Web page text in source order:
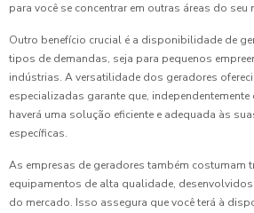
para você se concentrar em outras áreas do seu
Outro benefício crucial é a disponibilidade de
tipos de demandas, seja para pequenos
indústrias. A versatilidade dos geradores
especializadas garante que,
haverá uma solução eficiente e adequada às
específicas.
As empresas de geradores também costumam
equipamentos de alta qualidade,
do mercado. Isso assegura que você terá à